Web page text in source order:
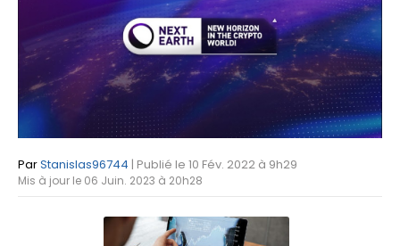
ParStanislas96744 | Publié le 10 Fév. 2022 à 9h29
Mis à jour le 06 Juin. 2023 à 20h28